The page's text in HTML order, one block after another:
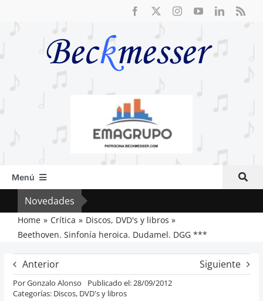
Menú
Inicio
Actual
Artículos
Crítica
Previos de ópera
Entrevistas
Novedades
Home Crítica
Discos, DVD's y libros
Beethoven. Sinfonía heroica. Dudamel. DGG ***
Anterior Siguiente
PorGonzalo Alonso
Publicado el: 28/09/2012
Categorías: Discos, DVD's y libros